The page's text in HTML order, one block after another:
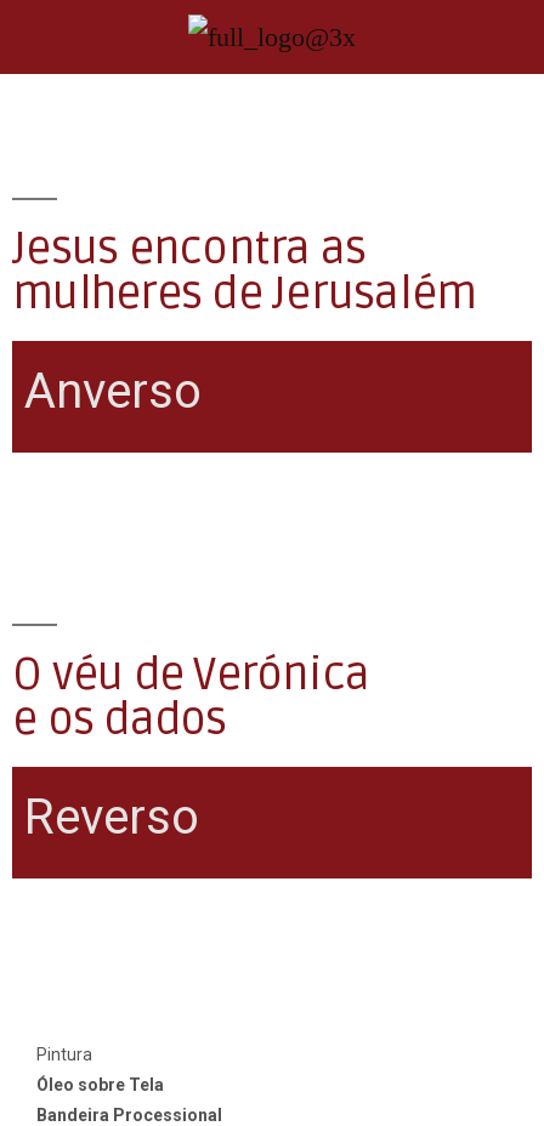
Jesus encontra as
mulheres de Jerusalém
Anverso
O véu de Verónica
e os dados
Reverso
Pintura
Óleo sobre Tela
Bandeira Processional